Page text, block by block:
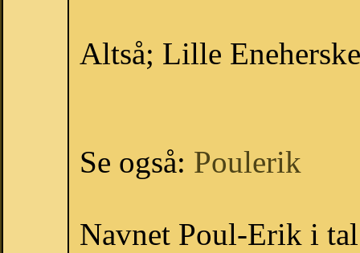
Altså; Lille
Se også: Poulerik
Navnet Poul-Erik i